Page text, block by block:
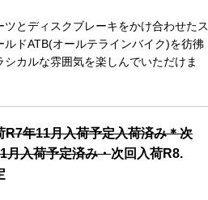
ツとディスクブレーキをかけ合わせたス
ルドATB(オールテラインバイク)を彷彿
シカルな雰囲気を楽しんでいただけま
R7年11月入荷予定入荷済み＊次
月入荷予定済み・次回入荷R8.